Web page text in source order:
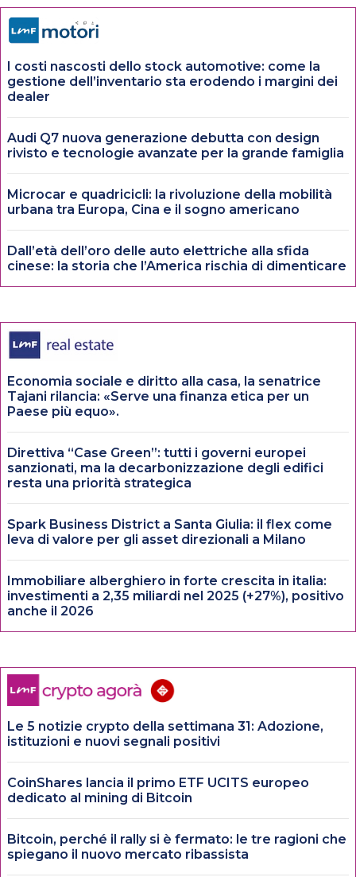
I costi nascosti dello stock automotive: come la
gestione dell’inventario sta erodendo i margini dei
dealer
Audi Q7 nuova generazione debutta con design
rivisto e tecnologie avanzate per la grande famiglia
Microcar e quadricicli: la rivoluzione della mobilità
urbana tra Europa, Cina e il sogno americano
Dall’età dell’oro delle auto elettriche alla sfida
cinese: la storia che l’America rischia di dimenticare
Economia sociale e diritto alla casa, la senatrice
Tajani rilancia: «Serve una finanza etica per un
Paese più equo».
Direttiva “Case Green”: tutti i governi europei
sanzionati, ma la decarbonizzazione degli edifici
resta una priorità strategica
Spark Business District a Santa Giulia: il flex come
leva di valore per gli asset direzionali a Milano
Immobiliare alberghiero in forte crescita in italia:
investimenti a 2,35 miliardi nel 2025 (+27%), positivo
anche il 2026
Le 5 notizie crypto della settimana 31: Adozione,
istituzioni e nuovi segnali positivi
CoinShares lancia il primo ETF UCITS europeo
dedicato al mining di Bitcoin
Bitcoin, perché il rally si è fermato: le tre ragioni che
spiegano il nuovo mercato ribassista